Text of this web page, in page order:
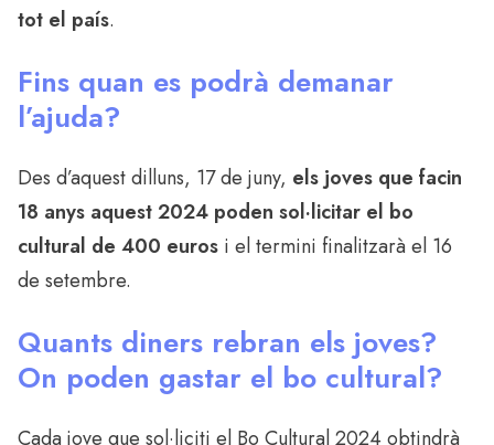
tot el país.
Fins quan es podrà demanar
l’ajuda?
Des d’aquest dilluns, 17 de juny, els joves que facin
18 anys aquest 2024 poden sol·licitar el bo
cultural de 400 euros i el termini finalitzarà el 16
de setembre.
Quants diners rebran els joves?
On poden gastar el bo cultural?
Cada jove que sol·liciti el Bo Cultural 2024 obtindrà